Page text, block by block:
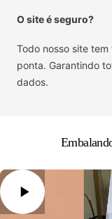
O site é seguro?
Todo nosso site
ponta. Garantindo
dados.